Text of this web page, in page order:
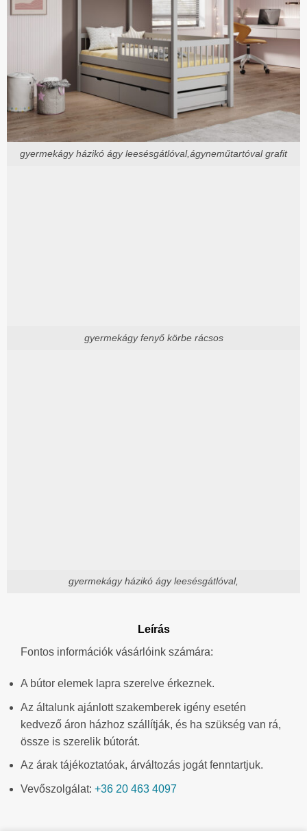
gyermekágy házikó ágy leesésgátlóval,ágyneműtartóval grafit
gyermekágy fenyő körbe rácsos
gyermekágy házikó ágy leesésgátlóval,
Leírás
Fontos információk vásárlóink számára:
A bútor elemek lapra szerelve érkeznek.
Az általunk ajánlott szakemberek igény esetén
kedvező áron házhoz szállítják, és ha szükség van rá,
össze is szerelik bútorát.
Az árak tájékoztatóak, árváltozás jogát fenntartjuk.
Vevőszolgálat: +36 20 463 4097